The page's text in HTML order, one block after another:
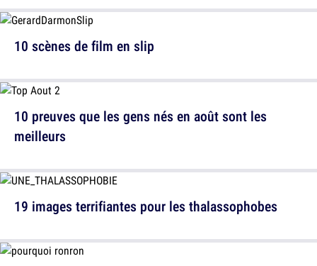
10 scènes de film en slip
19 images terrifiantes pour les thalassophobes
10 preuves que les gens nés en août sont les
meilleurs